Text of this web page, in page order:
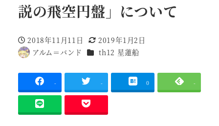
説の飛空円盤」について
投稿日
2018年11月11日
更新日
2019年1月2日
著
アルム＝バンド 作品th12 星蓮船
- - 0 -